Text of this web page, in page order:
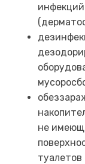
инфекций
не
туалетов